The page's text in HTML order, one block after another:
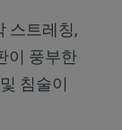
스트레칭,
이 풍부한
침술이